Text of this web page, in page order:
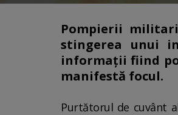
Pompierii
stingerea unui
informaţii fiind
manifestă focul.
Purtătorul de cuvânt